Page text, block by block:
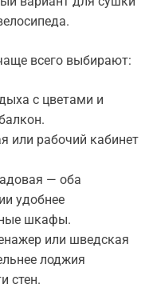
всего выбирают:
с цветами и
или рабочий кабинет
— оба
удобнее
шкафы.
или шведская
лоджия
стен.